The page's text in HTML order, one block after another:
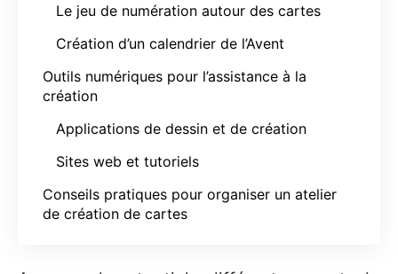
Le jeu de numération autour des cartes
Création d’un calendrier de l’Avent
Outils numériques pour l’assistance à la
création
Applications de dessin et de création
Sites web et tutoriels
Conseils pratiques pour organiser un atelier
de création de cartes